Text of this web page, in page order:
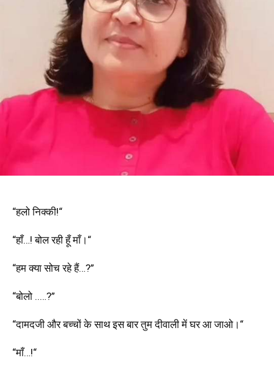
“हलो निक्की!“
“हाँ…! बोल रही हूँ माँ। “
“हम क्या सोच रहे हैं…?”
“बोलो ..…?”
“दामदजी और बच्चों के साथ इस बार तुम दीवाली में घर आ जाओ। “
“माँ…!“